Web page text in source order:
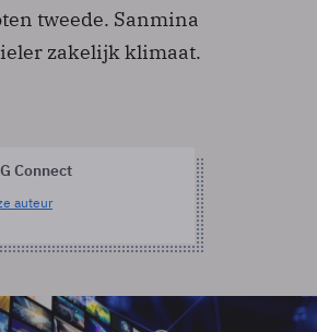
tweede. Sanmina
zakelijk klimaat.
Connect
auteur